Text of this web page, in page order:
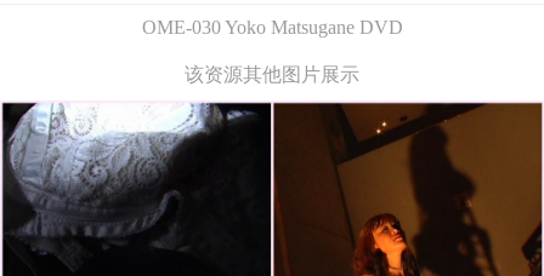
OME-030 Yoko Matsugane DVD
该资源其他图片展示